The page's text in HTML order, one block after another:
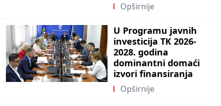
Opširnije
U Programu javnih
investicija TK 2026-
2028. godina
dominantni domaći
izvori finansiranja
Opširnije